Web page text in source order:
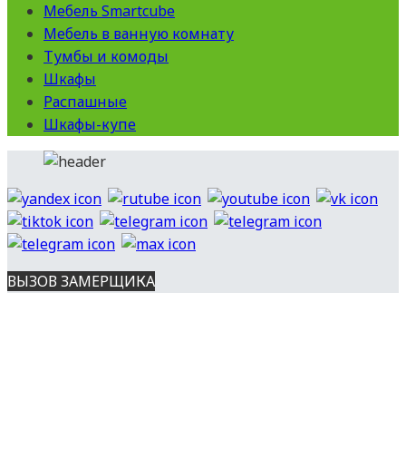
Мебель Smartcube
Мебель в ванную комнату
Тумбы и комоды
Шкафы
Распашные
Шкафы-купе
ВЫЗОВ ЗАМЕРЩИКА